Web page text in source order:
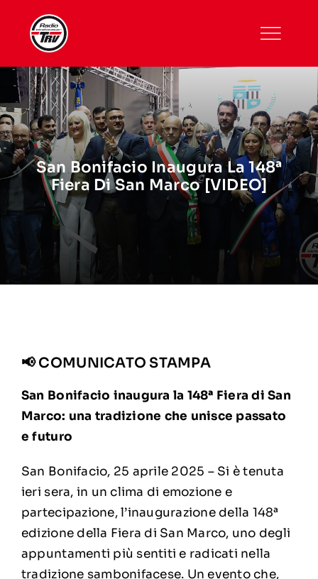
content
San Bonifacio Inaugura La 148ª
Fiera Di San Marco [VIDEO]
📢 COMUNICATO STAMPA
San Bonifacio inaugura la 148ª Fiera di San
Marco: una tradizione che unisce passato
e futuro
San Bonifacio, 25 aprile 2025 – Si è tenuta
ieri sera, in un clima di emozione e
partecipazione, l’inaugurazione della 148ª
edizione della Fiera di San Marco, uno degli
appuntamenti più sentiti e radicati nella
tradizione sambonifacese. Un evento che,